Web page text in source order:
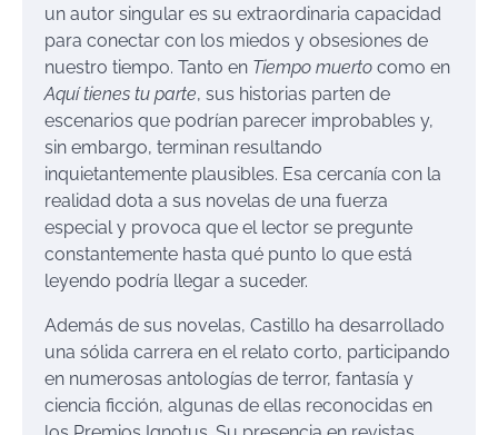
un autor singular es su extraordinaria capacidad
para conectar con los miedos y obsesiones de
nuestro tiempo. Tanto en Tiempo muerto como en
Aquí tienes tu parte, sus historias parten de
escenarios que podrían parecer improbables y,
sin embargo, terminan resultando
inquietantemente plausibles. Esa cercanía con la
realidad dota a sus novelas de una fuerza
especial y provoca que el lector se pregunte
constantemente hasta qué punto lo que está
leyendo podría llegar a suceder.
Además de sus novelas, Castillo ha desarrollado
una sólida carrera en el relato corto, participando
en numerosas antologías de terror, fantasía y
ciencia ficción, algunas de ellas reconocidas en